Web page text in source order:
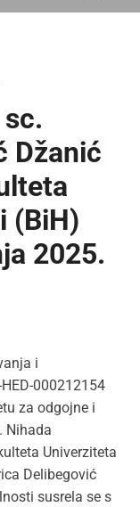
Džanić
(BiH)
2025.
i
000212154
za odgojne i
Nihada
Univerziteta
Delibegović
susrela se s